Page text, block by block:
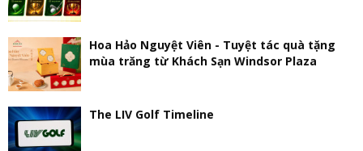
Hoa Hảo Nguyệt Viên - Tuyệt tác quà tặng
mùa trăng từ Khách Sạn Windsor Plaza
The LIV Golf Timeline